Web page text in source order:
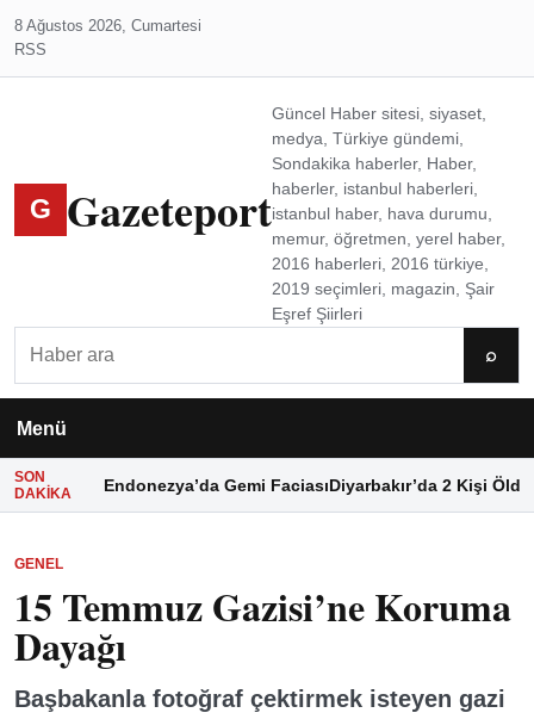
8 Ağustos 2026, Cumartesi
RSS
G Gazeteport
Güncel Haber sitesi, siyaset,
medya, Türkiye gündemi,
Sondakika haberler, Haber,
haberler, istanbul haberleri,
istanbul haber, hava durumu,
memur, öğretmen, yerel haber,
2016 haberleri, 2016 türkiye,
2019 seçimleri, magazin, Şair
Eşref Şiirleri
⌕
Menü
SON
DAKIKA
Endonezya’da Gemi FaciasıDiyarbakır’da 2 Kişi Öldü
GENEL
15 Temmuz Gazisi’ne Koruma
Dayağı
Başbakanla fotoğraf çektirmek isteyen gazi